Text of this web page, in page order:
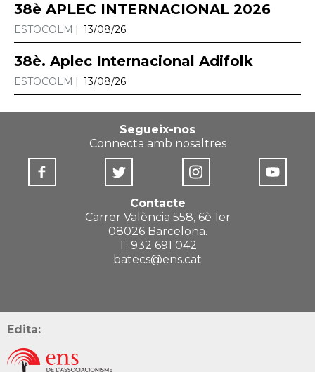
38è APLEC INTERNACIONAL 2026
ESTOCOLM 13/08/26
38è. Aplec Internacional Adifolk
ESTOCOLM 13/08/26
Segueix-nos
Connecta amb nosaltres
Contacte
Carrer València 558, 6è 1er
08026 Barcelona.
T. 932 691 042
batecs@ens.cat
Edita: